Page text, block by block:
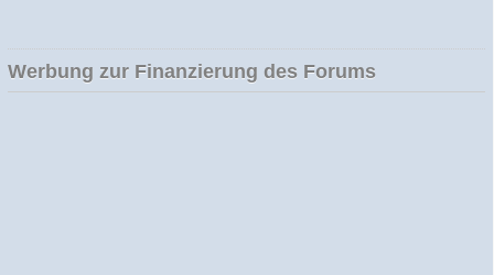
Werbung zur Finanzierung des Forums